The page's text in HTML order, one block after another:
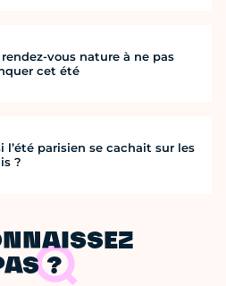
rendez-vous nature à ne pas
cet été
l’été parisien se cachait sur les
?
?